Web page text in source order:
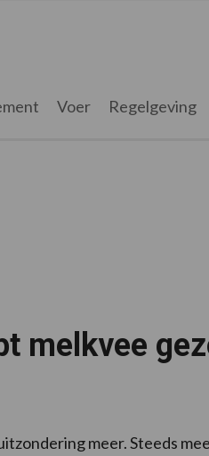
Voer Regelgeving
melkvee
meer. Steeds